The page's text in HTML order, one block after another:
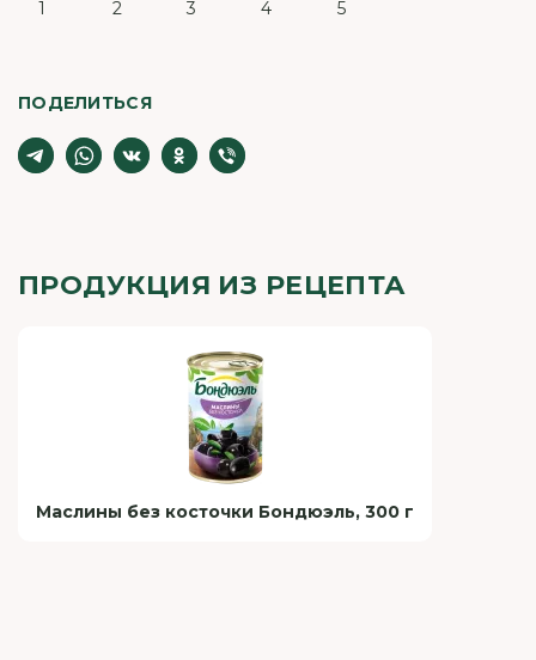
1 2 3 4 5
ПОДЕЛИТЬСЯ
ПРОДУКЦИЯ ИЗ РЕЦЕПТА
Маслины без косточки Бондюэль, 300 г